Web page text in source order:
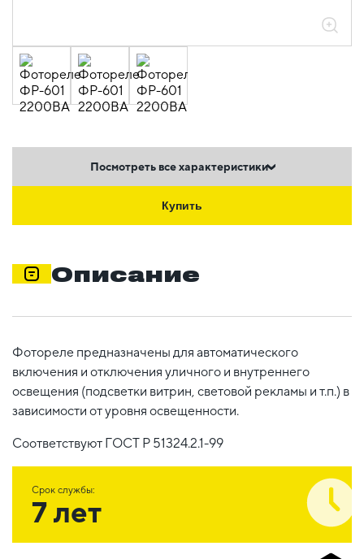
Посмотреть все характеристики
Купить
Описание
Фотореле предназначены для автоматического
включения и отключения уличного и внутреннего
освещения (подсветки витрин, световой рекламы и т.п.) в
зависимости от уровня освещенности.
Соответствуют ГОСТ Р 51324.2.1-99
Срок службы:
7 лет